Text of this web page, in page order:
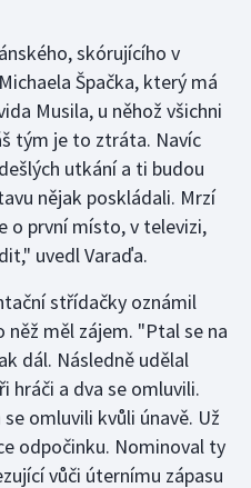
skórujícího v
Špačka, který má
Musila, u něhož všichni
tým je to ztráta. Navíc
utkání a ti budou
nějak poskládali. Mrzí
o první místo, v televizi,
uvedl Varaďa.
střídačky oznámil
měl zájem. "Ptal se na
dál. Následně udělal
hráči a dva se omluvili.
omluvili kvůli únavě. Už
odpočinku. Nominoval ty
vůči úternímu zápasu